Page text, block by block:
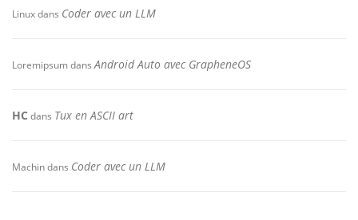
Linuxdans Coder avec un LLM
LoremipsumdansAndroid Auto avec GrapheneOS
HC dans Tux en ASCII art
Machindans Coder avec un LLM